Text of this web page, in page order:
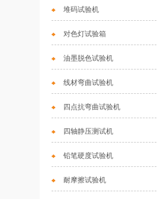
堆码试验机
对色灯试验箱
油墨脱色试验机
线材弯曲试验机
四点抗弯曲试验机
四轴静压测试机
铅笔硬度试验机
耐摩擦试验机